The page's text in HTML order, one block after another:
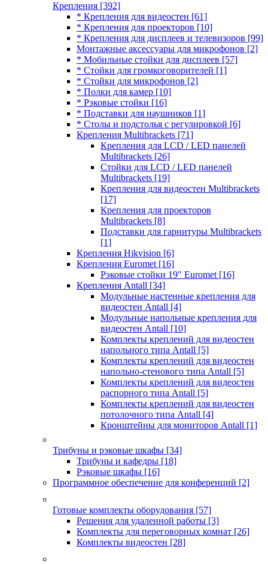
Крепления [392]
* Крепления для видеостен [61]
* Крепления для проекторов [10]
* Крепления для дисплеев и телевизоров [99]
Монтажные аксессуары для микрофонов [2]
* Мобильные стойки для дисплеев [57]
* Стойки для громкоговорителей [1]
* Стойки для микрофонов [2]
* Полки для камер [10]
* Рэковые стойки [16]
* Подставки для наушников [1]
* Столы и подстолья с регулировкой [6]
Крепления Multibrackets [71]
Крепления для LCD / LED панелей
Multibrackets [26]
Стойки для LCD / LED панелей
Multibrackets [19]
Крепления для видеостен Multibrackets
[17]
Крепления для проекторов
Multibrackets [8]
Подставки для гарнитуры Multibrackets
[1]
Крепления Hikvision [6]
Крепления Euromet [16]
Рэковые стойки 19" Euromet [16]
Крепления Antall [34]
Модульные настенные крепления для
видеостен Antall [4]
Модульные напольные крепления для
видеостен Antall [10]
Комплекты креплений для видеостен
напольного типа Antall [5]
Комплекты креплений для видеостен
напольно-стенового типа Antall [5]
Комплекты креплений для видеостен
распорного типа Antall [5]
Комплекты креплений для видеостен
потолочного типа Antall [4]
Кронштейны для мониторов Antall [1]
Трибуны и рэковые шкафы [34]
Трибуны и кафедры [18]
Рэковые шкафы [16]
Программное обеспечение для конференций [2]
Готовые комплекты оборудования [57]
Решения для удаленной работы [3]
Комплекты для переговорных комнат [26]
Комплекты видеостен [28]